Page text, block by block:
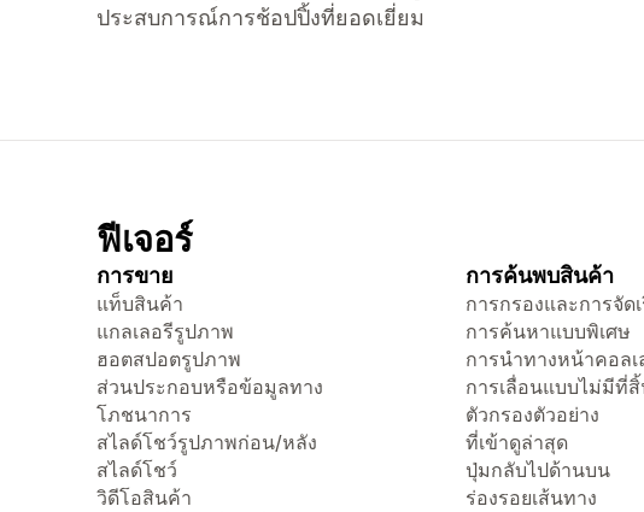
ประสบการณ์การช้อปปิ้งที่ยอดเยี่ยม
ฟีเจอร์
การขาย
แท็บสินค้า
แกลเลอรีรูปภาพ
ฮอตสปอตรูปภาพ
ส่วนประกอบหรือข้อมูลทาง
โภชนาการ
สไลด์โชว์รูปภาพก่อน/หลัง
สไลด์โชว์
วิดีโอสินค้า
การค้นพบสินค้า
การกรองและการจัด
การค้นหาแบบพิเศษ
การนำทางหน้าคอล
การเลื่อนแบบไม่มีที่
ตัวกรองตัวอย่าง
ที่เข้าดูล่าสุด
ปุ่มกลับไปด้านบน
ร่องรอยเส้นทาง